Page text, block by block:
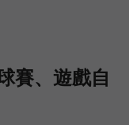
賽、遊戲自